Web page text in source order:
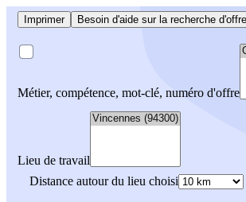
Imprimer Besoin d'aide sur la recherche
Métier, compétence, mot-clé, numéro d'offre
Lieu de travail
Distance autour du lieu choisi